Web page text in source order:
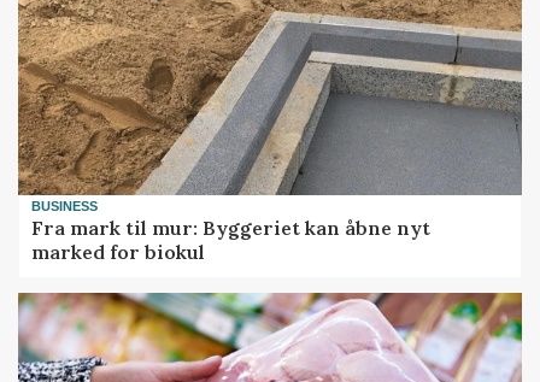
BUSINESS
Fra mark til mur: Byggeriet kan åbne nyt
marked for biokul